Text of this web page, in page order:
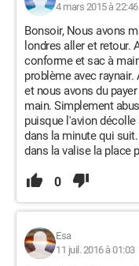
4 mars 2015 à 22:46
Bonsoir, Nous avons
londres aller et retour.
conforme et sac à
problème avec
et nous avons du
main. Simplement
puisque l'avion
dans la minute qui
dans la valise la place
0
Esa
11 juil. 2016 à 01:03